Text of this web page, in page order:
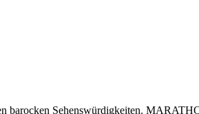
barocken Sehenswürdigkeiten.